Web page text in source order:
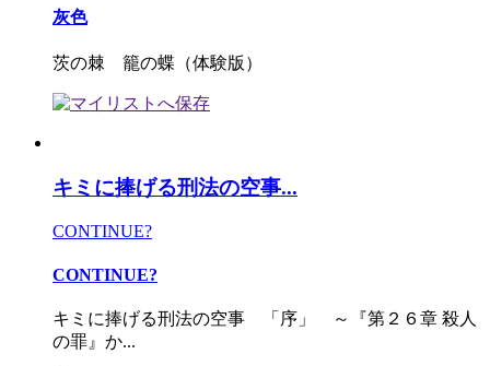
灰色
茨の棘 籠の蝶（体験版）
キミに捧げる刑法の空事...
CONTINUE?
CONTINUE?
キミに捧げる刑法の空事 「序」 ～『第２６章 殺人
の罪』か...